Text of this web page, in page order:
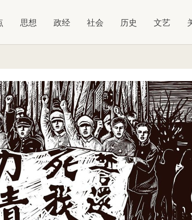
思想 政经 社会 历史 文艺